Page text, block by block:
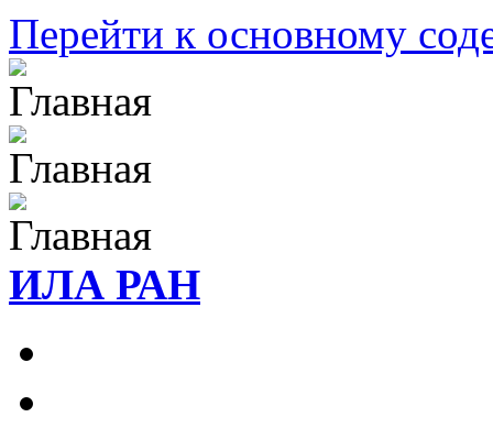
Перейти к основному
ИЛА РАН